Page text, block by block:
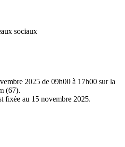
sociaux
2025 de 09h00 à 17h00 sur la
(67).
fixée au 15 novembre 2025.